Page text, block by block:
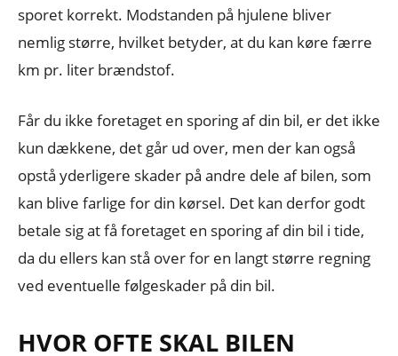
sporet korrekt. Modstanden på hjulene bliver
nemlig større, hvilket betyder, at du kan køre færre
km pr. liter brændstof.
Får du ikke foretaget en sporing af din bil, er det ikke
kun dækkene, det går ud over, men der kan også
opstå yderligere skader på andre dele af bilen, som
kan blive farlige for din kørsel. Det kan derfor godt
betale sig at få foretaget en sporing af din bil i tide,
da du ellers kan stå over for en langt større regning
ved eventuelle følgeskader på din bil.
HVOR OFTE SKAL BILEN